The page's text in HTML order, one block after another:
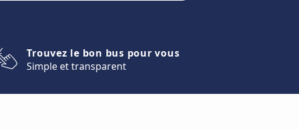
Trouvez le bon bus pour vous
Simple et transparent